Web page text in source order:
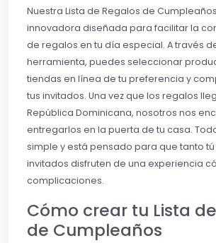
Nuestra Lista de Regalos de
innovadora diseñada para facilitar la
de regalos en tu día especial. A través
herramienta, puedes seleccionar
tiendas en línea de tu preferencia y
tus invitados. Una vez que los regalos
República Dominicana, nosotros nos
entregarlos en la puerta de tu casa.
simple y está pensado para que tanto
invitados disfruten de una experiencia
complicaciones.
Cómo crear tu Lista
de Cumpleaños